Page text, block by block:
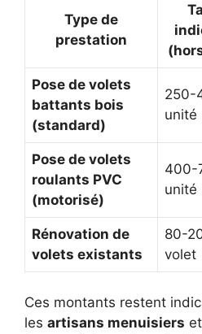
Type de
prestation
Pose de volets
battants bois
(standard)
250-
unité
Pose de volets
roulants PVC
(motorisé)
400-
unité
Rénovation de
volets existants
80-
volet
Ces montants restent
les artisans menuisiers